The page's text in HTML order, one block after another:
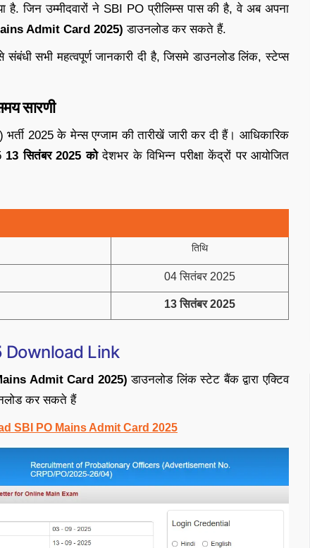
जिन उम्मीदवारों ने SBI PO प्रीलिम्स पास की है, वे अब अपना
Admit Card 2025) डाउनलोड कर सकते हैं.
सभी महत्वपूर्ण जानकारी दी है, जिसमे डाउनलोड लिंक, स्टेप्स
सारणी
2025 के मेन्स एग्जाम की तारीखें जारी कर दी हैं। आधिकारिक
13 सितंबर 2025 कोदेशभर के विभिन्न परीक्षा केंद्रों पर आयोजित
तिथि
04 सितंबर 2025
13 सितंबर 2025
Download Link
Admit Card 2025) डाउनलोड लिंक स्टेट बैंक द्वारा एक्टिव
कर सकते हैं
SBI PO Mains Admit Card 2025